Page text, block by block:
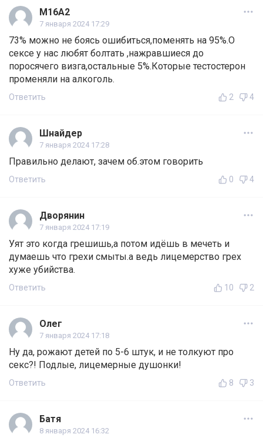
М16А2
7 января 2024 17:29
73% можно не боясь ошибиться,поменять на 95%.О
сексе у нас любят болтать ,нажравшиеся до
поросячего визга,остальные 5%.Которые тестостерон
променяли на алкоголь.
Ответить 2 4
Шнайдер
7 января 2024 17:28
Правильно делают, зачем об.этом говорить
Ответить 0 4
Дворянин
7 января 2024 17:19
Уят это когда грешишь,а потом идёшь в мечеть и
думаешь что грехи смыты.а ведь лицемерство грех
хуже убийства.
Ответить 10 2
Олег
7 января 2024 17:18
Ну да, рожают детей по 5-6 штук, и не толкуют про
секс?! Подлые, лицемерные душонки!
Ответить 8 3
Батя
8 января 2024 16:32